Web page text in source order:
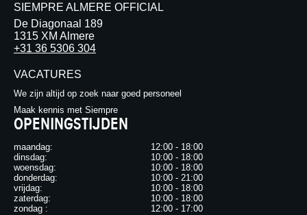
SIEMPRE ALMERE OFFICIAL
De Diagonaal 189
1315 XM Almere
+31 36 5306 304
VACATURES
We zijn altijd op zoek naar goed personeel
Maak kennis met Siempre
OPENINGSTIJDEN
maandag:
12:00 - 18:00
dinsdag:
10:00 - 18:00
woensdag:
10:00 - 18:00
donderdag:
10:00 - 21:00
vrijdag:
10:00 - 18:00
zaterdag:
10:00 - 18:00
zondag :
12:00 - 17:00